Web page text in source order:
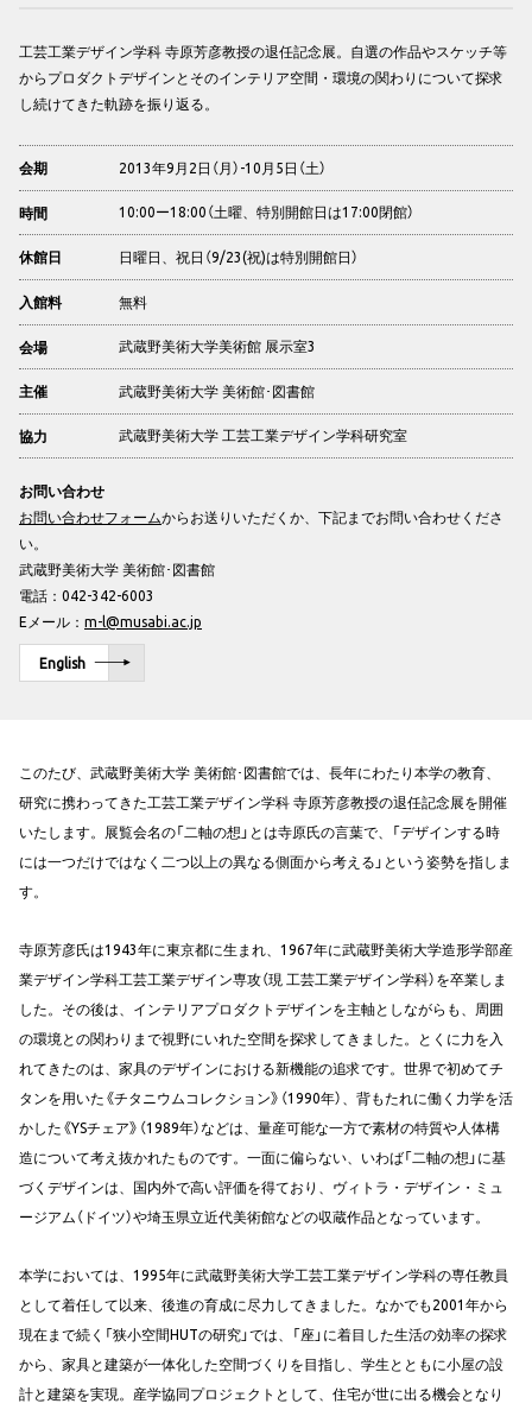
工芸工業デザイン学科 寺原芳彦教授の退任記念展。自選の作品やスケッチ等
からプロダクトデザインとそのインテリア空間・環境の関わりについて探求
し続けてきた軌跡を振り返る。
会期 2013年9月2日（月）-10月5日（土）
時間 10:00ー18:00（土曜、特別開館日は17:00閉館）
休館日 日曜日、祝日（9/23(祝)は特別開館日）
入館料 無料
会場 武蔵野美術大学美術館 展示室3
主催 武蔵野美術大学 美術館･図書館
協力 武蔵野美術大学 工芸工業デザイン学科研究室
お問い合わせ
お問い合わせフォームからお送りいただくか、下記までお問い合わせくださ
い。
武蔵野美術大学 美術館･図書館
電話：042-342-6003
Eメール： m-l@musabi.ac.jp
English
このたび、武蔵野美術大学 美術館･図書館では、長年にわたり本学の教育、
研究に携わってきた工芸工業デザイン学科 寺原芳彦教授の退任記念展を開催
いたします。展覧会名の「二軸の想」とは寺原氏の言葉で、「デザインする時
には一つだけではなく二つ以上の異なる側面から考える」という姿勢を指しま
す。
寺原芳彦氏は1943年に東京都に生まれ、1967年に武蔵野美術大学造形学部産
業デザイン学科工芸工業デザイン専攻（現 工芸工業デザイン学科）を卒業しま
した。その後は、インテリアプロダクトデザインを主軸としながらも、周囲
の環境との関わりまで視野にいれた空間を探求してきました。とくに力を入
れてきたのは、家具のデザインにおける新機能の追求です。世界で初めてチ
タンを用いた《チタニウムコレクション》（1990年）、背もたれに働く力学を活
かした《YSチェア》（1989年）などは、量産可能な一方で素材の特質や人体構
造について考え抜かれたものです。一面に偏らない、いわば「二軸の想」に基
づくデザインは、国内外で高い評価を得ており、ヴィトラ・デザイン・ミュ
ージアム（ドイツ）や埼玉県立近代美術館などの収蔵作品となっています。
本学においては、1995年に武蔵野美術大学工芸工業デザイン学科の専任教員
として着任して以来、後進の育成に尽力してきました。なかでも2001年から
現在まで続く「狭小空間HUTの研究」では、「座」に着目した生活の効率の探求
から、家具と建築が一体化した空間づくりを目指し、学生とともに小屋の設
計と建築を実現。産学協同プロジェクトとして、住宅が世に出る機会となり